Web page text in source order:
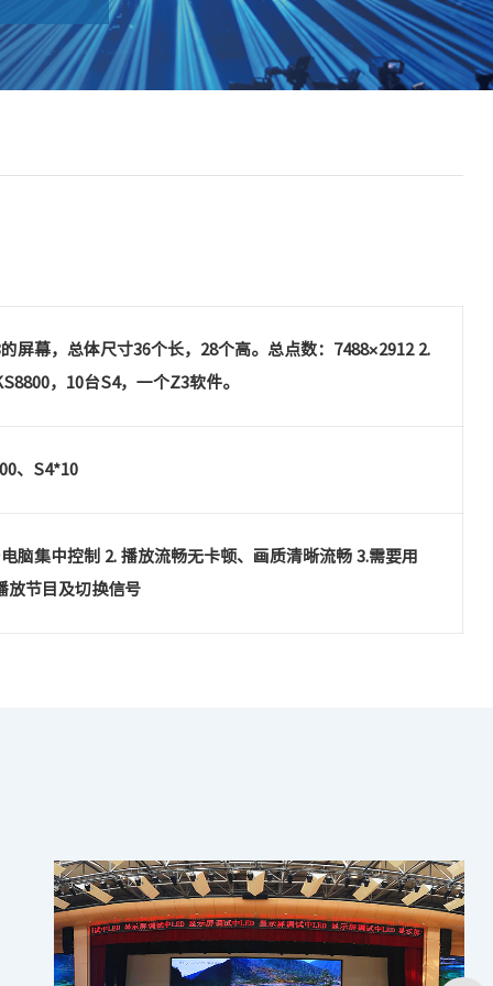
的屏幕，总体尺寸36个长，28个高。总点数：7488×2912 2.
，10台S4，一个Z3软件。
、S4*10
脑集中控制 2. 播放流畅无卡顿、画质清晰流畅 3.需要用
放节目及切换信号